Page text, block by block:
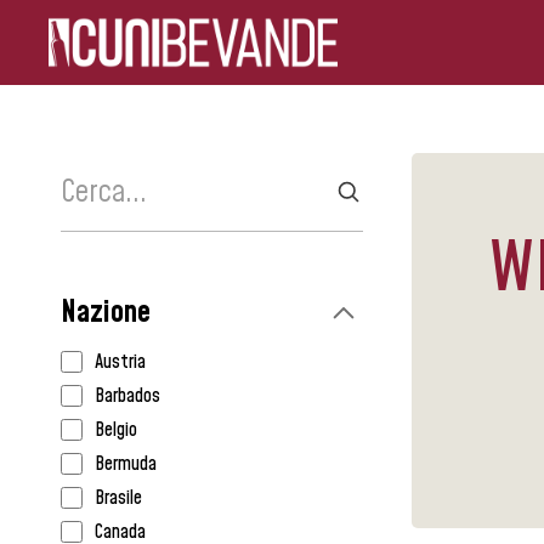
Nazione
Austria
Barbados
Belgio
Bermuda
Brasile
Canada